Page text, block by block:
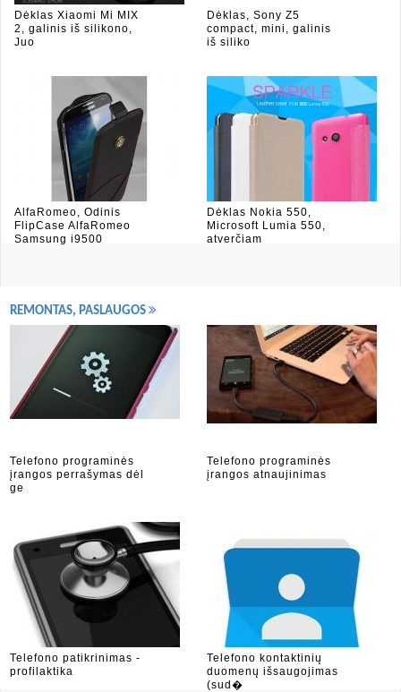
Dėklas Xiaomi Mi MIX
2, galinis iš silikono,
Juo
Dėklas, Sony Z5
compact, mini, galinis
iš siliko
AlfaRomeo, Odinis
FlipCase AlfaRomeo
Samsung i9500
Dėklas Nokia 550,
Microsoft Lumia 550,
atverčiam
REMONTAS, PASLAUGOS
Telefono programinės
įrangos perrašymas dėl
ge
Telefono programinės
įrangos atnaujinimas
Telefono patikrinimas -
profilaktika
Telefono kontaktinių
duomenų išsaugojimas
(sud�